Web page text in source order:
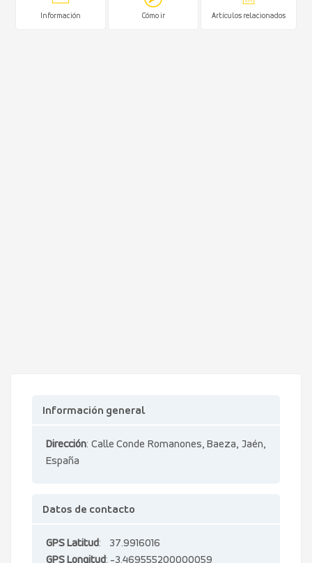
Información Cómo ir Artículos relacionados
Información general
Dirección: Calle Conde Romanones, Baeza, Jaén,
España
Datos de contacto
GPS Latitud: 37.9916016
GPS Longitud: -3.469555200000059